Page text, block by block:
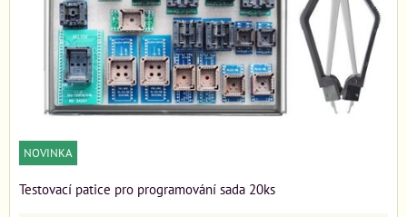
NOVINKA
Testovací patice pro programování sada 20ks